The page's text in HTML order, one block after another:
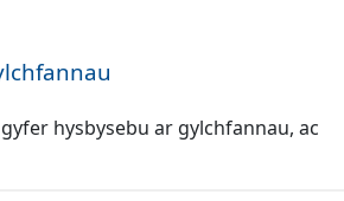
hysbysebu ar gylchfannau, ac